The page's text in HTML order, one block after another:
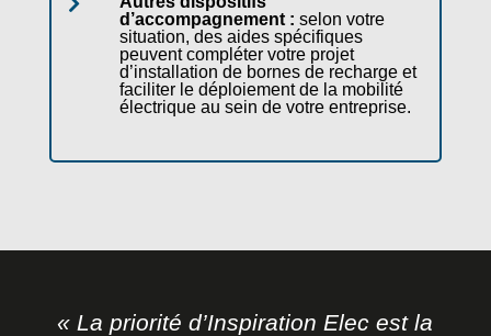
d’accompagnement : selon votre
situation, des aides spécifiques
peuvent compléter votre projet
d’installation de bornes de recharge et
faciliter le déploiement de la mobilité
électrique au sein de votre entreprise.
« La priorité d’Inspiration Elec est la